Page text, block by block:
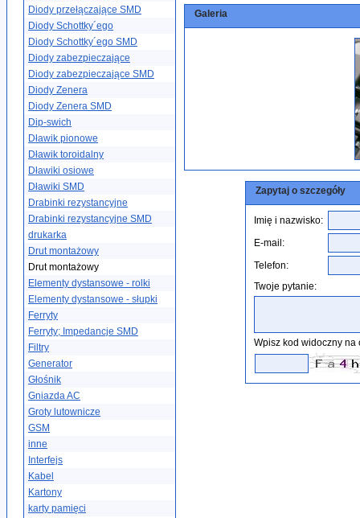
Diody przełączające SMD
Diody Schottky´ego
Diody Schottky´ego SMD
Diody zabezpieczające
Diody zabezpieczające SMD
Diody Zenera
Diody Zenera SMD
Dip-swich
Dławik pionowe
Dławik toroidalny
Dławiki osiowe
Dławiki SMD
Drabinki rezystancyjne
Drabinki rezystancyjne SMD
drukarka
Drut montażowy
Drut montażowy
Elementy dystansowe - rolki
Elementy dystansowe - słupki
Ferryty
Ferryty; Impedancje SMD
Filtry
Generator
Głośnik
Gniazda AC
Groty lutownicze
GSM
inne
Interfejs
Kabel
Kartony
karty pamięci
Galeria
Zapytaj o szczegóły
Imię i nazwisko:
E-mail:
Telefon:
Twoje pytanie:
Wpisz kod widoczny na